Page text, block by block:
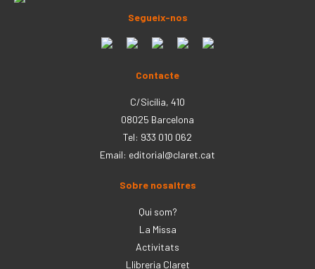
Segueix-nos
Contacte
C/Sicília, 410
08025 Barcelona
Tel: 933 010 062
Email: editorial@claret.cat
Sobre nosaltres
Qui som?
La Missa
Activitats
Llibreria Claret